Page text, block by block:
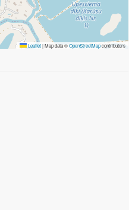
Leaflet|Map data ©OpenStreetMapcontributors